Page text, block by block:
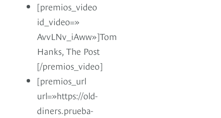
[premios_video
id_video=»
AvvLNv_iAww»]Tom
Hanks, The Post
[/premios_video]
[premios_url
url=»https://old-
diners.prueba-